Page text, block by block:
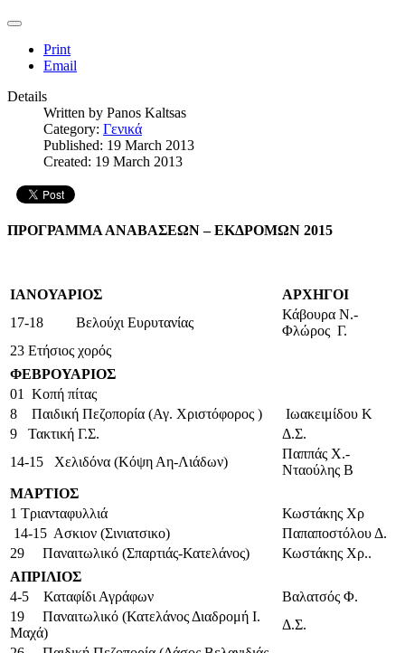
Print
Email
Details
Written by Panos Kaltsas
Category: Γενικά
Published: 19 March 2013
Created: 19 March 2013
ΠΡΟΓΡΑΜΜΑ ΑΝΑΒΑΣΕΩΝ – ΕΚΔΡΟΜΩΝ 2015
ΙΑΝΟΥΑΡΙΟΣ
ΑΡΧΗΓΟΙ
17-18 Βελούχι Ευρυτανίας
Κάβουρα Ν.-
Φλώρος Γ.
23 Ετήσιος χορός
ΦΕΒΡΟΥΑΡΙΟΣ
01
Κοπή πίτας
8 Παιδική Πεζοπορία (Αγ. Χριστόφορος )
Ιωακειμίδου Κ
9 Τακτική Γ.Σ.
Δ.Σ.
14-15 Χελιδόνα (Κόψη Αη-Λιάδων)
Παππάς Χ.-
Νταούλης Β
ΜΑΡΤΙΟΣ
1 Τριανταφυλλιά
Κωστάκης Χρ
14-15 Ασκιον (Σινιατσικο)
Παπαποστόλου Δ.
29 Παναιτωλικό (Σπαρτιάς-Κατελάνος)
Κωστάκης Χρ..
ΑΠΡΙΛΙΟΣ
4-5 Καταφίδι Αγράφων
Βαλατσός Φ.
19 Παναιτωλικό (Κατελάνος Διαδρομή Ι.
Μαχά)
Δ.Σ.